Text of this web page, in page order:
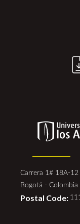
Carrera 1# 18A-12
Bogotá - Colombia
Postal Code: